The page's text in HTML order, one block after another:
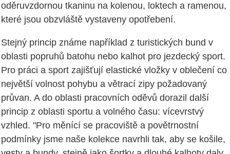
oděruvzdornou tkaninu na kolenou, loktech a ramenou,
které jsou obzvláště vystaveny opotřebení.
Stejný princip známe například z turistických bund v
oblasti popruhů batohu nebo kalhot pro jezdecký sport.
Pro práci a sport zajišťují elastické vložky v oblečení co
největší volnost pohybu a větrací zipy požadovaný
průvan. A do oblasti pracovních oděvů dorazil další
princip z oblasti sportu a volného času: vícevrstvý
vzhled. "Pro měnící se pracoviště a povětrnostní
podmínky jsme naše kolekce navrhli tak, aby se košile,